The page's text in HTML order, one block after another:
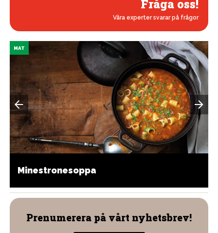
Fråga oss!
Våra experter svarar på frågor
MAT
Minestronesoppa
Prenumerera på vårt nyhetsbrev!